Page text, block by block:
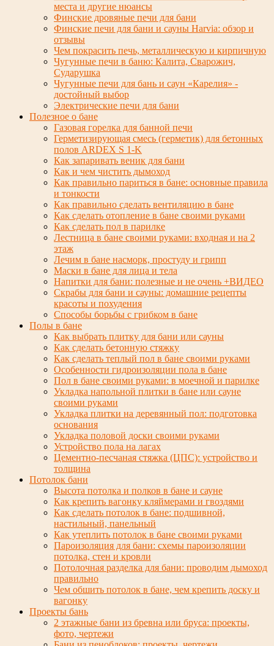
места и другие нюансы
Финские дровяные печи для бани
Финские печи для бани и сауны Harvia: обзор и
отзывы
Чем покрасить печь, металлическую и кирпичную
Чугунные печи в баню: Калита, Сварожич,
Сударушка
Чугунные печи для бань и саун «Карелия» -
достойный выбор
Электрические печи для бани
Полезное о бане
Газовая горелка для банной печи
Герметизирующая смесь (герметик) для бетонных
полов ARDEX S 1-K
Как запаривать веник для бани
Как и чем чистить дымоход
Как правильно париться в бане: основные правила
и тонкости
Как правильно сделать вентиляцию в бане
Как сделать отопление в бане своими руками
Как сделать пол в парилке
Лестница в бане своими руками: входная и на 2
этаж
Лечим в бане насморк, простуду и грипп
Маски в бане для лица и тела
Напитки для бани: полезные и не очень +ВИДЕО
Скрабы для бани и сауны: домашние рецепты
красоты и похудения
Способы борьбы с грибком в бане
Полы в бане
Как выбрать плитку для бани или сауны
Как сделать бетонную стяжку
Как сделать теплый пол в бане своими руками
Особенности гидроизоляции пола в бане
Пол в бане своими руками: в моечной и парилке
Укладка напольной плитки в бане или сауне
своими руками
Укладка плитки на деревянный пол: подготовка
основания
Укладка половой доски своими руками
Устройство пола на лагах
Цементно-песчаная стяжка (ЦПС): устройство и
толщина
Потолок бани
Высота потолка и полков в бане и сауне
Как крепить вагонку кляймерами и гвоздями
Как сделать потолок в бане: подшивной,
настильный, панельный
Как утеплить потолок в бане своими руками
Пароизоляция для бани: схемы пароизоляции
потолка, стен и кровли
Потолочная разделка для бани: проводим дымоход
правильно
Чем обшить потолок в бане, чем крепить доску и
вагонку
Проекты бань
2 этажные бани из бревна или бруса: проекты,
фото, чертежи